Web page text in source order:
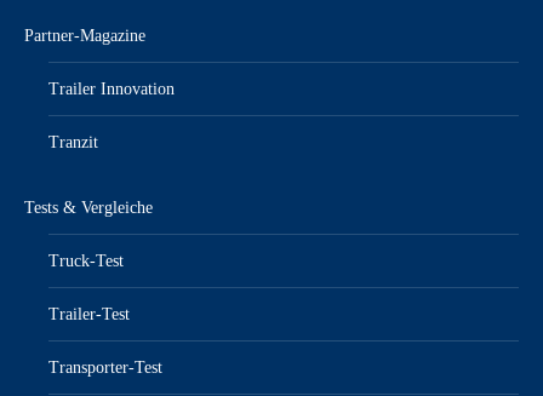
Partner-Magazine
Trailer Innovation
Tranzit
Tests & Vergleiche
Truck-Test
Trailer-Test
Transporter-Test